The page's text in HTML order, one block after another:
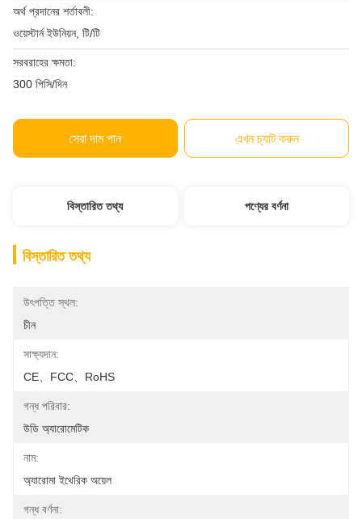
অর্থ প্রদানের শর্তাবলী:
ওয়েস্টার্ন ইউনিয়ন, টি/টি
সরবরাহের ক্ষমতা:
300 পিসি/দিন
সেরা দাম পান এখন চ্যাট করুন
বিস্তারিত তথ্য পণ্যের বর্ণনা
বিস্তারিত তথ্য
উৎপত্তি স্থল:
চীন
সাক্ষ্যদান:
CE、FCC、RoHS
গন্ধ পরিবার:
উডি অ্যারোমেটিক
নাম:
অ্যারোমা ইথেরিক অয়েল
গন্ধ বর্ণনা: